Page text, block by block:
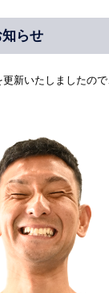
知らせ
新いたしましたので